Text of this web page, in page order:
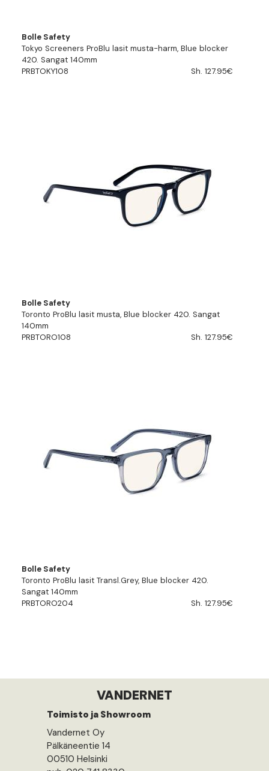
Bolle Safety
Tokyo Screeners ProBlu lasit musta-harm, Blue blocker
420. Sangat 140mm
PRBTOKY108
Sh. 127.95€
Bolle Safety
Toronto ProBlu lasit musta, Blue blocker 420. Sangat
140mm
PRBTORO108
Sh. 127.95€
Bolle Safety
Toronto ProBlu lasit Transl.Grey, Blue blocker 420.
Sangat 140mm
PRBTORO204
Sh. 127.95€
VANDERNET
Toimisto ja Showroom
Vandernet Oy
Pälkäneentie 14
00510 Helsinki